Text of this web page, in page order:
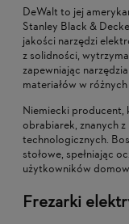
DeWalt to jej
Stanley Black &
jakości narzędzi
z solidności,
zapewniając
materiałów w
Niemiecki
obrabiarek, znanych
technologicznych.
stołowe, spełniając
użytkowników
Frezarki